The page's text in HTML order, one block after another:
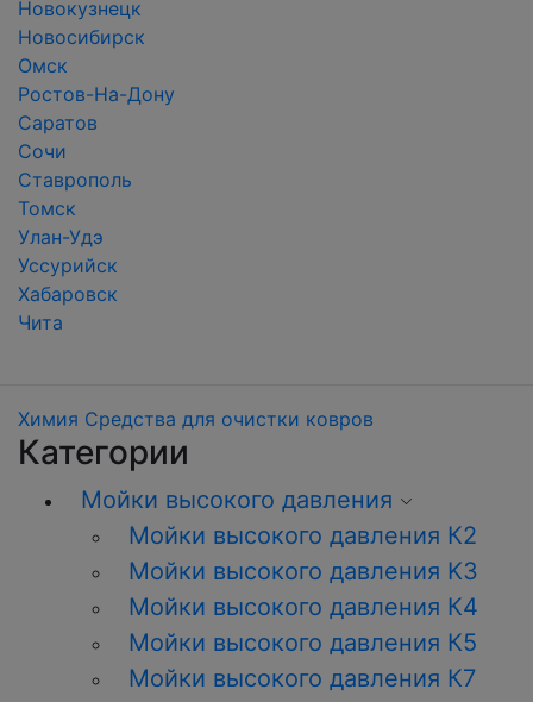
Новокузнецк
Новосибирск
Омск
Ростов-На-Дону
Саратов
Сочи
Ставрополь
Томск
Улан-Удэ
Уссурийск
Хабаровск
Чита
Химия Средства для очистки ковров
Категории
Мойки высокого давления
Мойки высокого давления К2
Мойки высокого давления K3
Мойки высокого давления К4
Мойки высокого давления К5
Мойки высокого давления К7